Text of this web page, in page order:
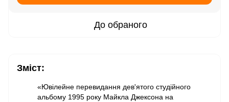
До обраного
Зміст:
«Ювілейне перевидання дев'ятого студійного
альбому 1995 року Майкла Джексона на